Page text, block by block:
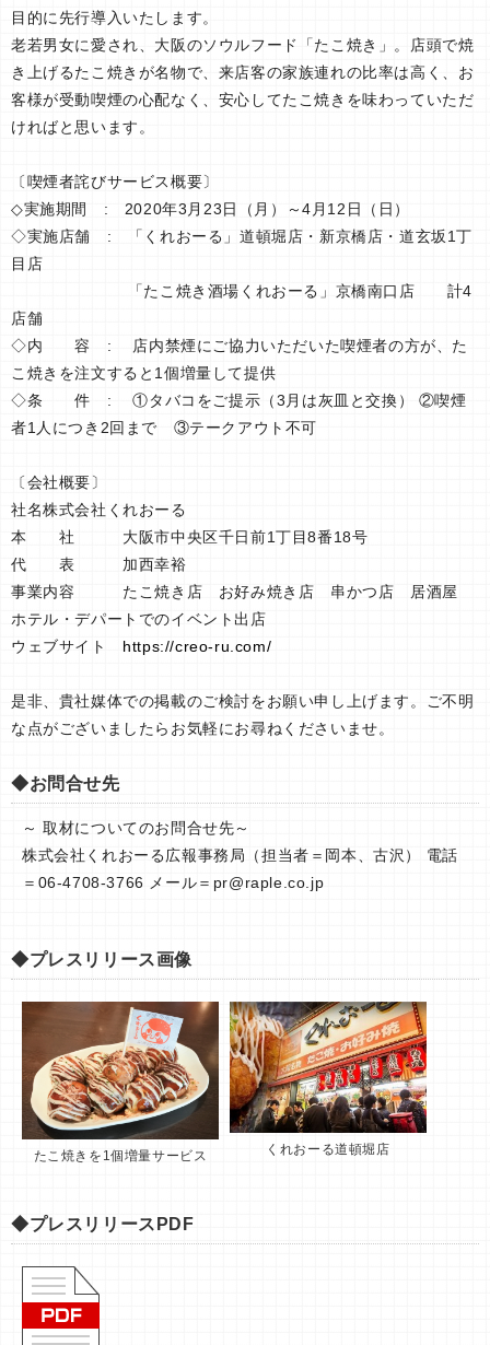
目的に先行導入いたします。
老若男女に愛され、大阪のソウルフード「たこ焼き」。店頭で焼
き上げるたこ焼きが名物で、来店客の家族連れの比率は高く、お
客様が受動喫煙の心配なく、安心してたこ焼きを味わっていただ
ければと思います。
〔喫煙者詫びサービス概要〕
◇実施期間 : 2020年3月23日（月）～4月12日（日）
◇実施店舗 : 「くれおーる」道頓堀店・新京橋店・道玄坂1丁
目店
「たこ焼き酒場くれおーる」京橋南口店 計4
店舗
◇内 容 : 店内禁煙にご協力いただいた喫煙者の方が、た
こ焼きを注文すると1個増量して提供
◇条 件 : ①タバコをご提示（3月は灰皿と交換） ②喫煙
者1人につき2回まで ③テークアウト不可
〔会社概要〕
社名株式会社くれおーる
本 社 大阪市中央区千日前1丁目8番18号
代 表 加西幸裕
事業内容 たこ焼き店 お好み焼き店 串かつ店 居酒屋
ホテル・デパートでのイベント出店
ウェブサイト https://creo-ru.com/
是非、貴社媒体での掲載のご検討をお願い申し上げます。ご不明
な点がございましたらお気軽にお尋ねくださいませ。
◆お問合せ先
～ 取材についてのお問合せ先～
株式会社くれおーる広報事務局（担当者＝岡本、古沢） 電話
＝06-4708-3766 メール＝ pr@raple.co.jp
◆プレスリリース画像
たこ焼きを1個増量サービス くれおーる道頓堀店
◆プレスリリースPDF